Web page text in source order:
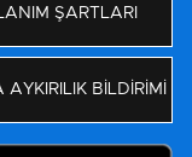
ŞARTLARI
AYKIRILIK BİLDİRİMİ